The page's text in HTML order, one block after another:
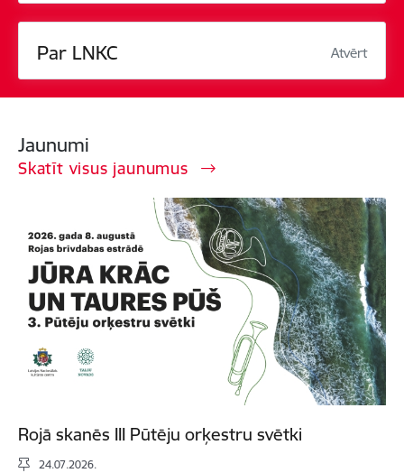
Par LNKC Atvērt
Jaunumi
Skatīt visus jaunumus
Rojā skanēs III Pūtēju orķestru svētki
24.07.2026.